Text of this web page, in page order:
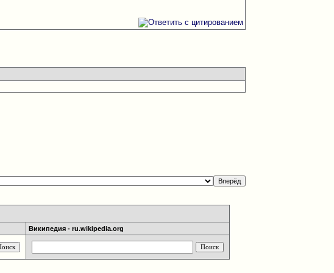
Википедия - ru.wikipedia.org